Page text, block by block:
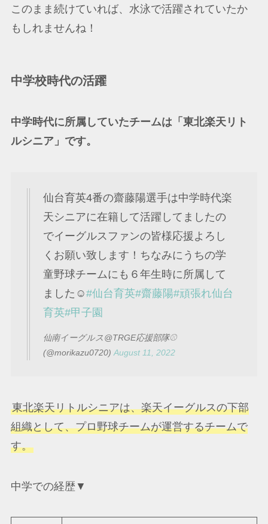
このまま続けていれば、水泳で活躍されていたか
もしれませんね！
中学校時代の活躍
中学時代に所属していたチームは「東北楽天リト
ルシニア」です。
仙台育英4番の齋藤陽選手は中学時代楽
天シニアに在籍して活躍してましたの
でイーグルスファンの皆様応援よろし
くお願い致します！ちなみにうちの学
童野球チームにも６年生時に所属して
ました☺️#仙台育英#齋藤陽#頑張れ仙台
育英#甲子園
仙南イーグルス@TRGE応援部隊⚾
(@morikazu0720) August 11, 2022
東北楽天リトルシニアは、楽天イーグルスの下部
組織として、プロ野球チームが運営するチームで
す。
中学での経歴▼